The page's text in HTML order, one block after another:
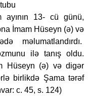
ayının 13- cü günü,
İmam Hüseyn (ə) və
məlumatlandırdı.
ilə tanış oldu.
Hüseyn (ə) və digər
birlikdə Şama tərəf
c. 45, s. 124)